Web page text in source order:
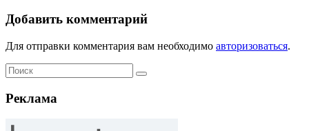
Добавить комментарий
Для отправки комментария вам необходимо авторизоваться.
Реклама